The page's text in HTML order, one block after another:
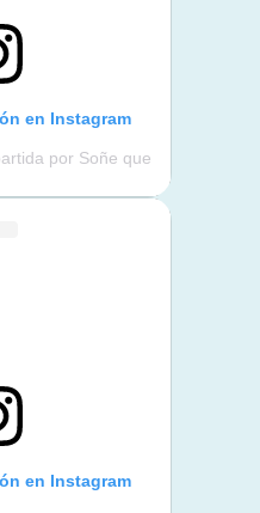
en Instagram
por Soñe que
en Instagram